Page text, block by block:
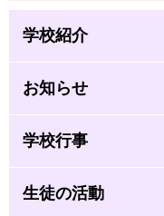
学校紹介
お知らせ
学校行事
生徒の活動